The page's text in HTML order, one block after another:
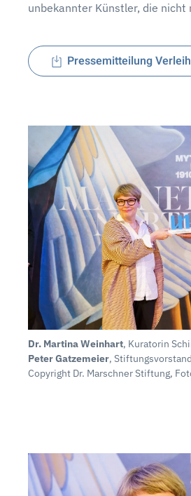
unbekannter Künstler, die
Pressemitteilung
Dr. Martina Weinhart, Kuratorin
Peter Gatzemeier,
Copyright Dr. Marschner Stiftung,